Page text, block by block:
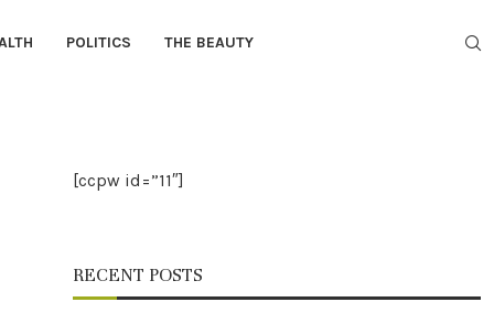
POLITICS THE BEAUTY
[ccpw id=”11″]
RECENT POSTS